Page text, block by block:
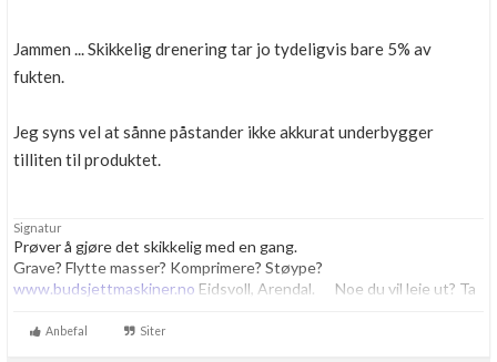
Jammen ... Skikkelig drenering tar jo tydeligvis bare 5% av
fukten.
Jeg syns vel at sånne påstander ikke akkurat underbygger
tilliten til produktet.
Signatur
Prøver å gjøre det skikkelig med en gang.
Grave? Flytte masser? Komprimere? Støype?
www.budsjettmaskiner.no Eidsvoll, Arendal. Noe du vil leie ut? Ta
Anbefal Siter